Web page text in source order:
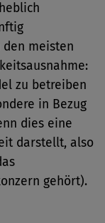
meisten
zu betreiben
in Bezug
dies eine
darstellt, also
gehört).